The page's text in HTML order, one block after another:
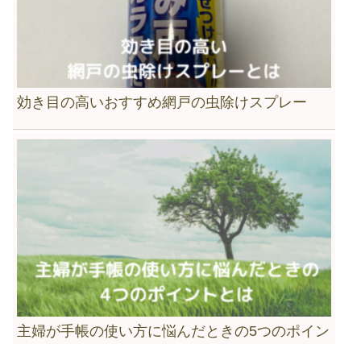
効き目の高いおすすめ網戸の虫除けスプレー
主婦が手帳の使い方に悩んだときの5つのポイン